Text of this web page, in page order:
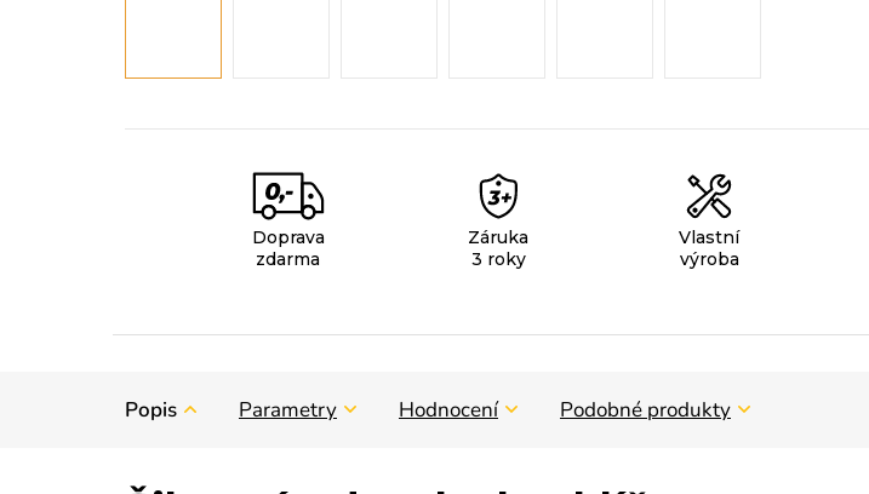
Doprava
zdarma
Záruka
3 roky
Vlastní
výroba
Popis Parametry Hodnocení Podobné produkty